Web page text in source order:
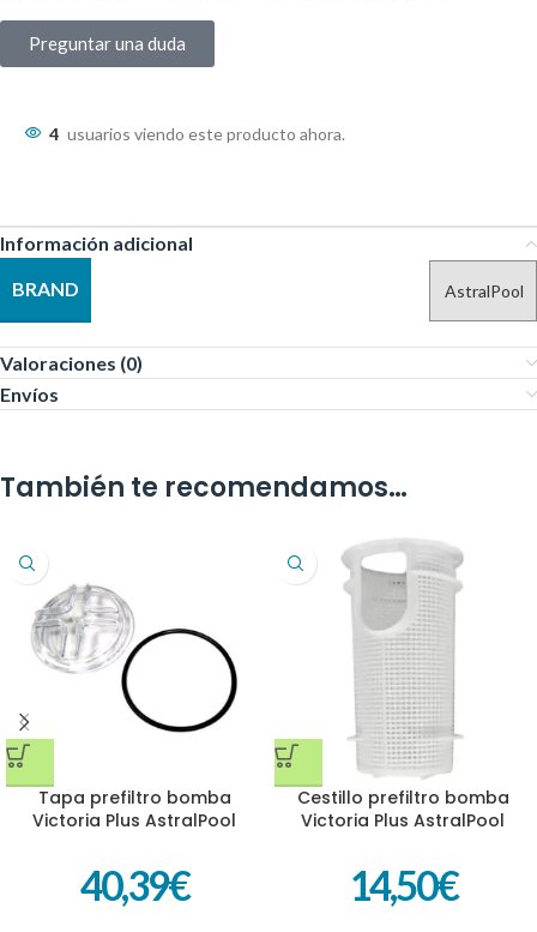
Preguntar una duda
4 usuarios viendo este producto ahora.
Información adicional
BRAND
AstralPool
Valoraciones (0)
Envíos
También te recomendamos…
Tapa prefiltro bomba
Victoria Plus AstralPool
40,39€
Cestillo prefiltro bomba
Victoria Plus AstralPool
14,50€